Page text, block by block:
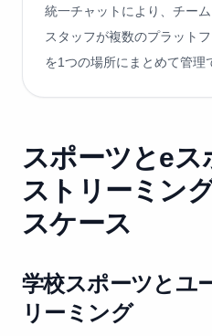
統一チャットにより、チー
スタッフが複数のプラット
を1つの場所にまとめて管理
スポーツとe
ストリーミン
スケース
学校スポーツとユ
リーミング